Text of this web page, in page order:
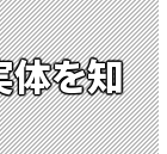
体を知